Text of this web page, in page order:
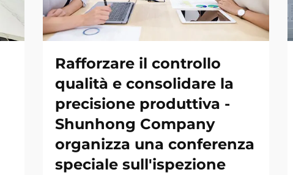
Rafforzare il controllo
qualità e consolidare la
precisione produttiva -
Shunhong Company
organizza una conferenza
speciale sull'ispezione